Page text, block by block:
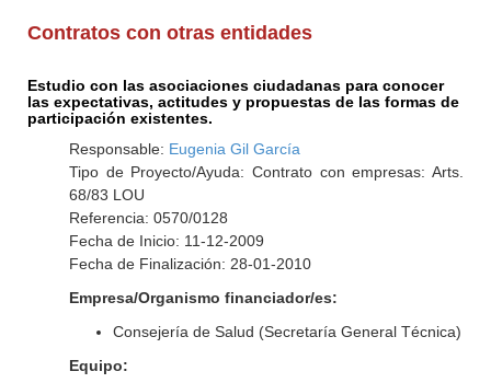
Contratos con otras entidades
Estudio con las asociaciones ciudadanas para conocer
las expectativas, actitudes y propuestas de las formas de
participación existentes.
Responsable: Eugenia Gil García
Tipo de Proyecto/Ayuda: Contrato con empresas: Arts.
68/83 LOU
Referencia: 0570/0128
Fecha de Inicio: 11-12-2009
Fecha de Finalización: 28-01-2010
Empresa/Organismo financiador/es:
Consejería de Salud (Secretaría General Técnica)
Equipo: